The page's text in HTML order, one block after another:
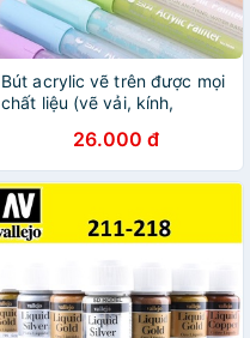
Bút acrylic vẽ trên được mọi
chất liệu (vẽ vải, kính,
26.000 đ